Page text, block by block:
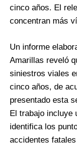
cinco años. El
concentran más
Un informe
Amarillas reveló
siniestros viales
cinco años, de
presentado esta
El trabajo incluye
identifica los
accidentes